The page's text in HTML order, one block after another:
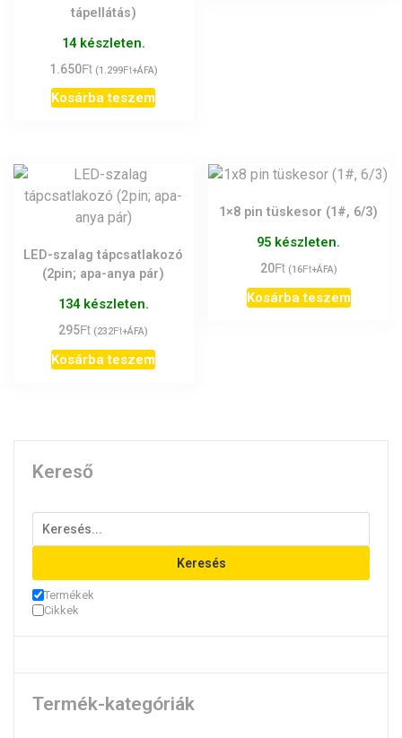
tápellátás)
14 készleten.
1.650Ft (1.299Ft+ÁFA)
Kosárba teszem
LED-szalag tápcsatlakozó
(2pin; apa-anya pár)
134 készleten.
295Ft (232Ft+ÁFA)
Kosárba teszem
1×8 pin tüskesor (1#, 6/3)
95 készleten.
20Ft (16Ft+ÁFA)
Kosárba teszem
Kereső
Keresés
Termékek
Cikkek
Termék-kategóriák